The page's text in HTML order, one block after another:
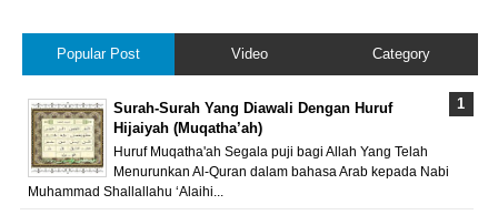
Popular Post Video Category
Surah-Surah Yang Diawali Dengan Huruf
Hijaiyah (Muqatha’ah)
Huruf Muqatha'ah Segala puji bagi Allah Yang Telah
Menurunkan Al-Quran dalam bahasa Arab kepada Nabi
Muhammad Shallallahu ‘Alaihi...